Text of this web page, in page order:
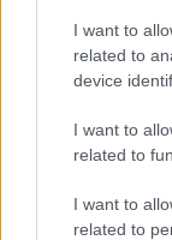
I want to
related to
device
I want to
related to
I want to
related to
Οπως
Γκόλια
Σύμφωνα με
Μετρό του
έγινε